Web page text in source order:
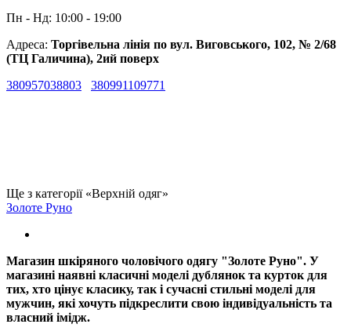
Пн - Нд: 10:00 - 19:00
Адреса: Торгівельна лінія по вул. Виговського, 102, № 2/68
(ТЦ Галичина), 2ий поверх
380957038803
380991109771
Ще з категорії «Верхній одяг»
Золоте Руно
Магазин шкіряного чоловічого одягу "Золоте Руно". У
магазині наявні класичні моделі дублянок та курток для
тих, хто цінує класику, так і сучасні стильні моделі для
мужчин, які хочуть підкреслити свою індивідуальність та
власний імідж.